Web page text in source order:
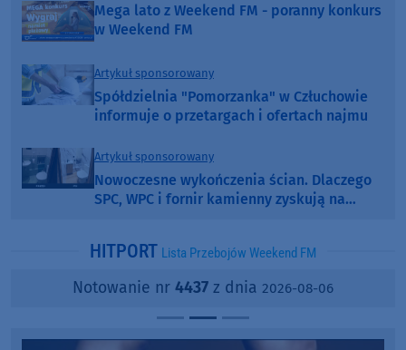
Mega lato z Weekend FM - poranny konkurs
w Weekend FM
Artykuł sponsorowany
Spółdzielnia "Pomorzanka" w Człuchowie
informuje o przetargach i ofertach najmu
Artykuł sponsorowany
Nowoczesne wykończenia ścian. Dlaczego
SPC, WPC i fornir kamienny zyskują na
HITPORT Lista Przebojów Weekend FM
Notowanie nr 4437 z dnia 2026-08-06